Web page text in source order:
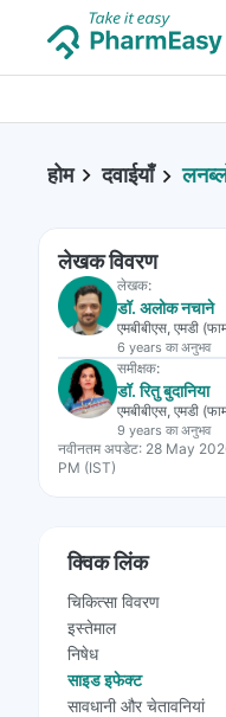
होम दवाईयाँ
लेखक विवरण
लेखक:
डॉ. अलोक नचाने
एमबीबीएस, एमडी
6 years का अनुभव
समीक्षक:
डॉ. रितु बुदानिया
एमबीबीएस, एमडी
9 years का अनुभव
नवीनतम अपडेट: 28 May
PM (IST)
क्विक लिंक
चिकित्सा विवरण
इस्तेमाल
निषेध
साइड इफेक्ट
सावधानी और चेतावनियां